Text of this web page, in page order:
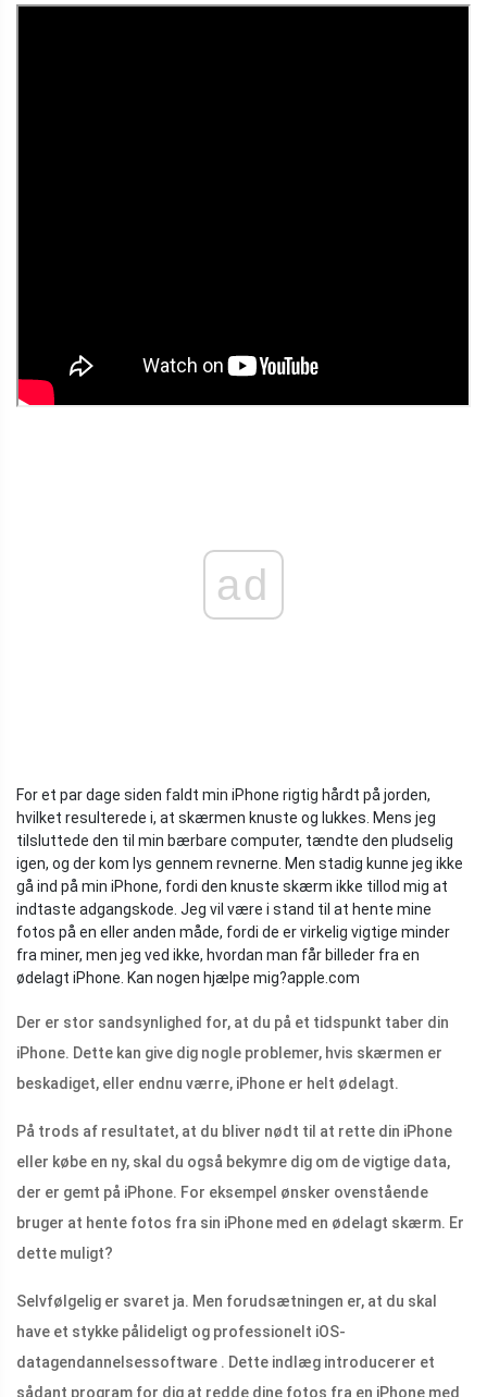
ad
For et par dage siden faldt min iPhone rigtig hårdt på jorden,
hvilket resulterede i, at skærmen knuste og lukkes. Mens jeg
tilsluttede den til min bærbare computer, tændte den pludselig
igen, og der kom lys gennem revnerne. Men stadig kunne jeg ikke
gå ind på min iPhone, fordi den knuste skærm ikke tillod mig at
indtaste adgangskode. Jeg vil være i stand til at hente mine
fotos på en eller anden måde, fordi de er virkelig vigtige minder
fra miner, men jeg ved ikke, hvordan man får billeder fra en
ødelagt iPhone. Kan nogen hjælpe mig?apple.com
Der er stor sandsynlighed for, at du på et tidspunkt taber din
iPhone. Dette kan give dig nogle problemer, hvis skærmen er
beskadiget, eller endnu værre, iPhone er helt ødelagt.
På trods af resultatet, at du bliver nødt til at rette din iPhone
eller købe en ny, skal du også bekymre dig om de vigtige data,
der er gemt på iPhone. For eksempel ønsker ovenstående
bruger at hente fotos fra sin iPhone med en ødelagt skærm. Er
dette muligt?
Selvfølgelig er svaret ja. Men forudsætningen er, at du skal
have et stykke pålideligt og professionelt iOS-
datagendannelsessoftware . Dette indlæg introducerer et
sådant program for dig at redde dine fotos fra en iPhone med